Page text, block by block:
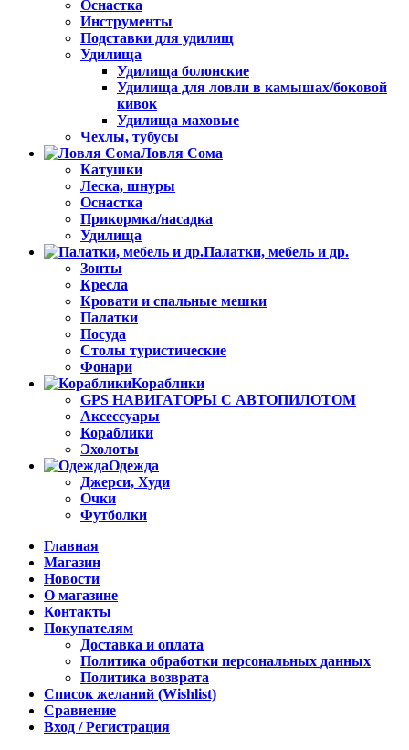
Оснастка
Инструменты
Подставки для удилищ
Удилища
Удилища болонские
Удилища для ловли в камышах/боковой
кивок
Удилища маховые
Чехлы, тубусы
Ловля Сома
Катушки
Леска, шнуры
Оснастка
Прикормка/насадка
Удилища
Палатки, мебель и др.
Зонты
Кресла
Кровати и спальные мешки
Палатки
Посуда
Столы туристические
Фонари
Кораблики
GPS НАВИГАТОРЫ С АВТОПИЛОТОМ
Аксессуары
Кораблики
Эхолоты
Одежда
Джерси, Худи
Очки
Футболки
Главная
Магазин
Новости
О магазине
Контакты
Покупателям
Доставка и оплата
Политика обработки персональных данных
Политика возврата
Список желаний (Wishlist)
Сравнение
Вход / Регистрация